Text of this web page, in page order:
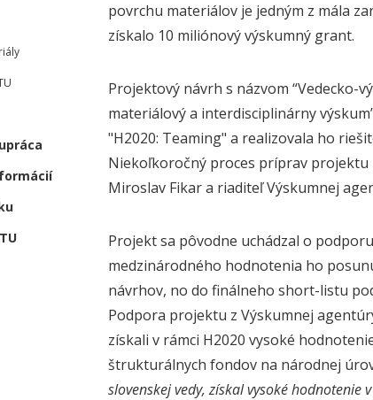
povrchu materiálov je jedným z mála
získalo 10 miliónový výskumný grant.
Projektový návrh s názvom “Vedecko-
materiálový a interdisciplinárny
"H2020: Teaming" a realizovala ho
Niekoľkoročný proces príprav
Miroslav Fikar a riaditeľ Výskumnej
Projekt sa pôvodne uchádzal o
medzinárodného hodnotenia ho
návrhov, no do finálneho short-listu
Podpora projektu z Výskumnej
získali v rámci H2020 vysoké
štrukturálnych fondov na národnej
slovenskej vedy, získal vysoké